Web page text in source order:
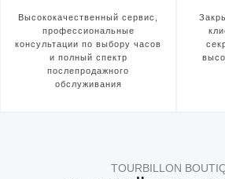
Высококачественный сервис,
профессиональные
консультации по выбору часов
и полный спектр
послепродажного
обслуживания
TOURBILLON